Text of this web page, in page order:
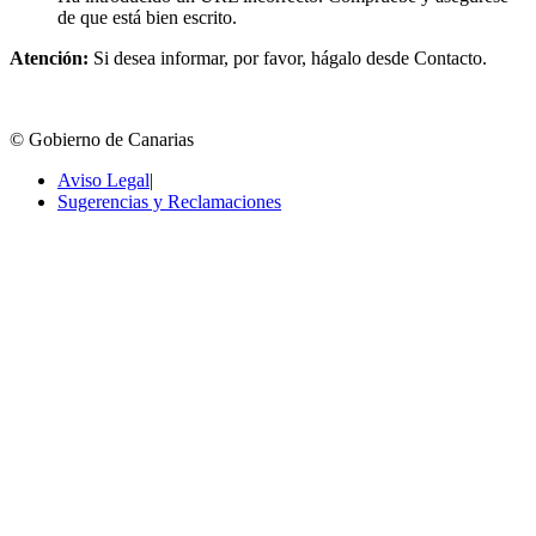
de que está bien escrito.
Atención: Si desea informar, por favor, hágalo desde Contacto.
© Gobierno de Canarias
Aviso Legal|
Sugerencias y Reclamaciones